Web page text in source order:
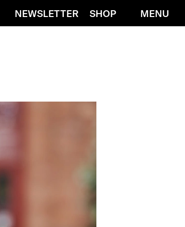
SucheNEWSLETTER SHOP MENU